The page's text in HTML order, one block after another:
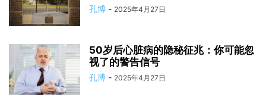
孔博 - 2025年4月27日
50岁后心脏病的隐秘征兆：你可能忽
视了的警告信号
孔博 - 2025年4月27日